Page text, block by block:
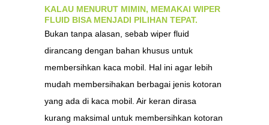
KALAU MENURUT MIMIN, MEMAKAI WIPER
FLUID BISA MENJADI PILIHAN TEPAT.
Bukan tanpa alasan, sebab wiper fluid
dirancang dengan bahan khusus untuk
membersihkan kaca mobil. Hal ini agar lebih
mudah membersihakan berbagai jenis kotoran
yang ada di kaca mobil. Air keran dirasa
kurang maksimal untuk membersihkan kotoran